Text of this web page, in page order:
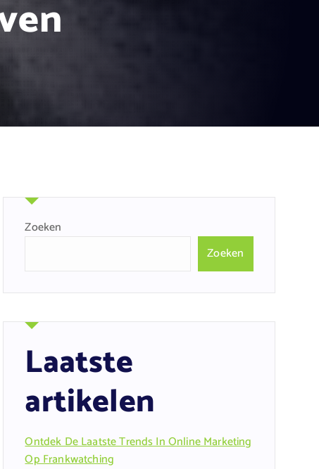
Zoeken
Zoeken
Laatste
artikelen
Ontdek De Laatste Trends In Online Marketing
Op Frankwatching